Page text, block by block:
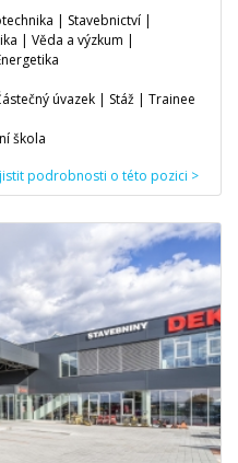
| Stavebnictví |
| Věda a výzkum |
úvazek | Stáž | Trainee
škola
podrobnosti o této pozici >